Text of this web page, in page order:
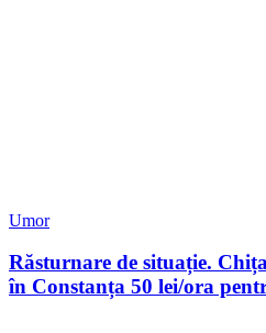
Umor
Răsturnare de situație.
în Constanța 50 lei/ora